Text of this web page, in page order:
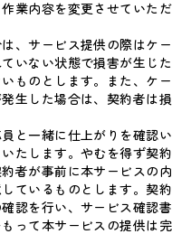
業内容を変更させていただ
、サービス提供の際はケー
いない状態で損害が生じた
ものとします。また、ケー
生した場合は、契約者は損
と一緒に仕上がりを確認い
たします。やむを得ず契約
者が事前に本サービスの内
ているものとします。契約
認を行い、サービス確認書
って本サービスの提供は完